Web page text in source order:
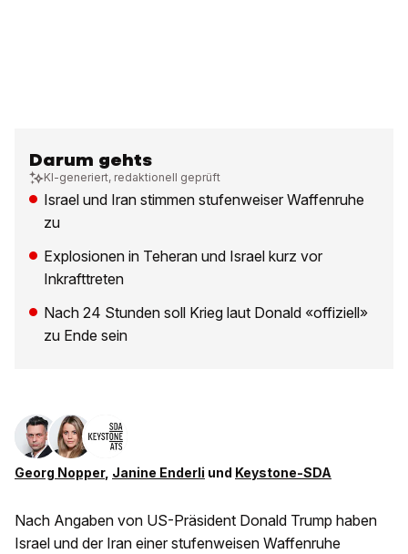
Darum gehts
KI-generiert, redaktionell geprüft
Israel und Iran stimmen stufenweiser Waffenruhe
zu
Explosionen in Teheran und Israel kurz vor
Inkrafttreten
Nach 24 Stunden soll Krieg laut Donald «offiziell»
zu Ende sein
Georg Nopper, Janine Enderli und Keystone-SDA
Nach Angaben von US-Präsident Donald Trump haben
Israel und der Iran einer stufenweisen Waffenruhe